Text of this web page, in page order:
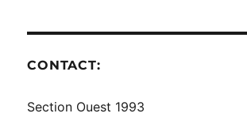
CONTACT:
Section Ouest 1993